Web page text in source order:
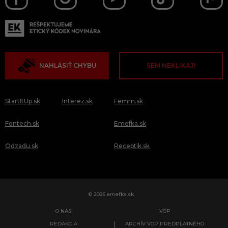
NAHLÁSIŤ CHYBU SEM NEKLIKAJ!
StartItUp.sk
Fontech.sk
Odzadu.sk
Interez.sk Femm.sk
Emefka.sk
Receptik.sk
© 2026 emefka.sk
O NÁS
REDAKCIA
VOP
ARCHÍV VOP PREDPLATNÉHO